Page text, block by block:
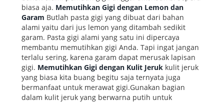
biasa aja. Memutihkan Gigi dengan Lemon dan
Garam Butlah pasta gigi yang dibuat dari bahan
alami yaitu dari jus lemon yang ditambah sedikit
garam. Pasta gigi alami yang satu ini dipercaya
membantu memutihkan gigi Anda. Tapi ingat jangan
terlalu sering, karena garam dapat merusak lapisan
gigi. Memutihkan Gigi dengan Kulit Jeruk kulit jeruk
yang biasa kita buang begitu saja ternyata juga
bermanfaat untuk merawat gigi.Gunakan bagian
dalam kulit jeruk yang berwarna putih untuk